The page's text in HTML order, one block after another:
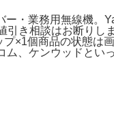
・業務用無線機。
引き相談はお断りし
×1個商品の状態は
、ケンウッドとい